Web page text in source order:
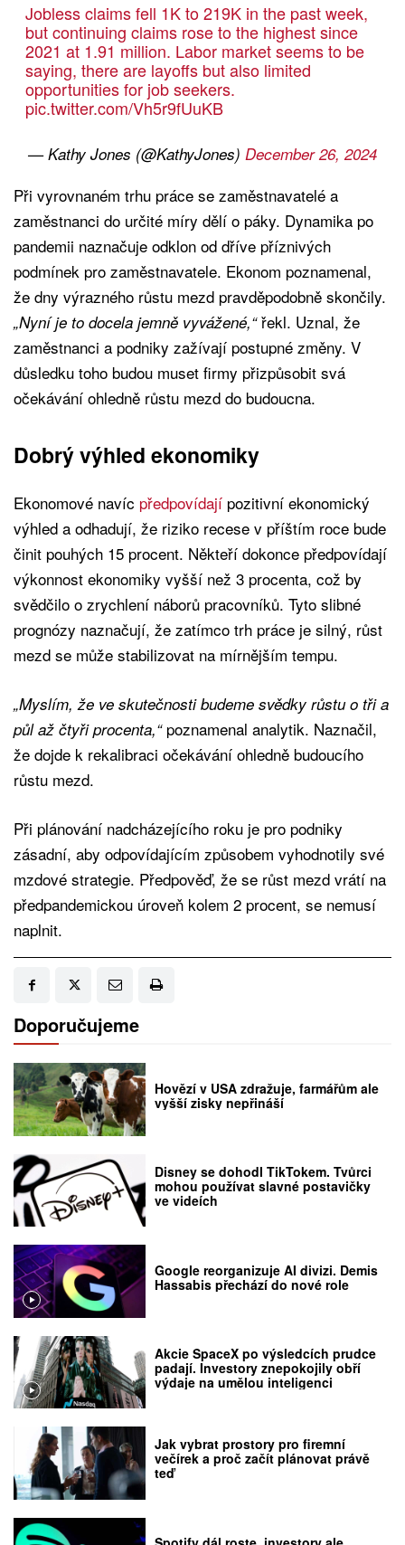
Jobless claims fell 1K to 219K in the past week,
but continuing claims rose to the highest since
2021 at 1.91 million. Labor market seems to be
saying, there are layoffs but also limited
opportunities for job seekers.
pic.twitter.com/Vh5r9fUuKB
— Kathy Jones (@KathyJones) December 26, 2024
Při vyrovnaném trhu práce se zaměstnavatelé a
zaměstnanci do určité míry dělí o páky. Dynamika po
pandemii naznačuje odklon od dříve příznivých
podmínek pro zaměstnavatele. Ekonom poznamenal,
že dny výrazného růstu mezd pravděpodobně skončily.
„Nyní je to docela jemně vyvážené,“řekl. Uznal, že
zaměstnanci a podniky zažívají postupné změny. V
důsledku toho budou muset firmy přizpůsobit svá
očekávání ohledně růstu mezd do budoucna.
Dobrý výhled ekonomiky
Ekonomové navíc předpovídají pozitivní ekonomický
výhled a odhadují, že riziko recese v příštím roce bude
činit pouhých 15 procent. Někteří dokonce předpovídají
výkonnost ekonomiky vyšší než 3 procenta, což by
svědčilo o zrychlení náborů pracovníků. Tyto slibné
prognózy naznačují, že zatímco trh práce je silný, růst
mezd se může stabilizovat na mírnějším tempu.
„Myslím, že ve skutečnosti budeme svědky růstu o tři a
půl až čtyři procenta,“poznamenal analytik. Naznačil,
že dojde k rekalibraci očekávání ohledně budoucího
růstu mezd.
Při plánování nadcházejícího roku je pro podniky
zásadní, aby odpovídajícím způsobem vyhodnotily své
mzdové strategie. Předpověď, že se růst mezd vrátí na
předpandemickou úroveň kolem 2 procent, se nemusí
naplnit.
Doporučujeme
Hovězí v USA zdražuje, farmářům ale
vyšší zisky nepřináší
Disney se dohodl TikTokem. Tvůrci
mohou používat slavné postavičky
ve videích
Google reorganizuje AI divizi. Demis
Hassabis přechází do nové role
Akcie SpaceX po výsledcích prudce
padají. Investory znepokojily obří
výdaje na umělou inteligenci
Jak vybrat prostory pro firemní
večírek a proč začít plánovat právě
teď